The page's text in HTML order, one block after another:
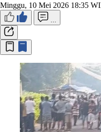
Minggu, 10 Mei 2026 18:35